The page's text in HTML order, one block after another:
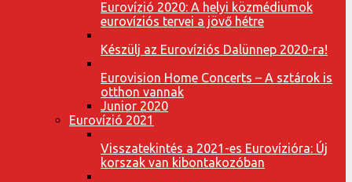
Eurovízió 2020: A helyi közmédiumok
eurovíziós tervei a jövő hétre
Készülj az Eurovíziós Dalünnep 2020-ra!
Eurovision Home Concerts – A sztárok is
otthon vannak
Junior 2020
Eurovízió 2021
Visszatekintés a 2021-es Eurovízióra: Új
korszak van kibontakozóban